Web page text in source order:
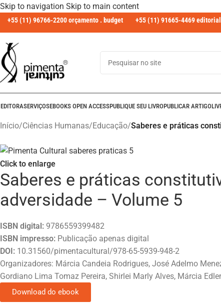
Skip to navigation Skip to main content
+55 (11) 96766-2200 orçamento . budget +55 (11) 91665-4469 editorial
SERVIÇOSEBOOKS OPEN ACCESSPUBLIQUE SEU LIVROPUBLICAR ARTIGO
Início/Ciências Humanas/Educação/Saberes e práticas
Click to enlarge
Saberes e práticas
adversidade – Volume 5
ISBN digital: 9786559399482
ISBN impresso: Publicação apenas digital
DOI: 10.31560/pimentacultural/978-65-5939-948-2
Organizadores: Márcia Candeia Rodrigues, José Adelmo
Gordiano Lima Tomaz Pereira, Shirlei Marly Alves, Márcia
Download do ebook